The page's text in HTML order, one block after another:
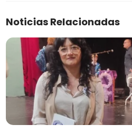
Noticias Relacionadas